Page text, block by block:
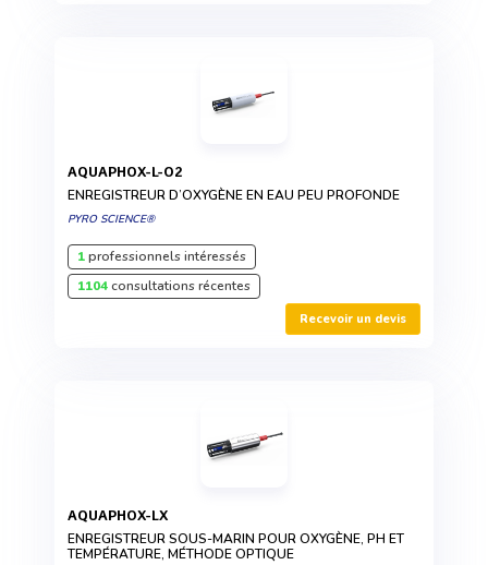
AQUAPHOX-L-O2
ENREGISTREUR D’OXYGÈNE EN EAU PEU PROFONDE
PYRO SCIENCE®
1professionnels intéressés
1104consultations récentes
Recevoir un devis
AQUAPHOX-LX
ENREGISTREUR SOUS-MARIN POUR OXYGÈNE, PH ET
TEMPÉRATURE, MÉTHODE OPTIQUE